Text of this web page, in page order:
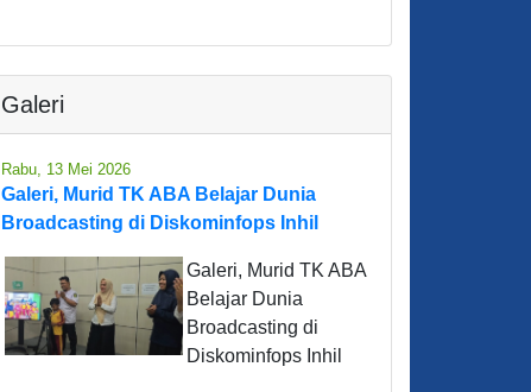
Galeri
Rabu, 13 Mei 2026
Galeri, Murid TK ABA Belajar Dunia
Broadcasting di Diskominfops Inhil
Galeri, Murid TK ABA
Belajar Dunia
Broadcasting di
Diskominfops Inhil